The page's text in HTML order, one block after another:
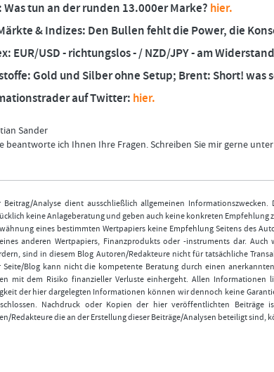
Was tun an der runden 13.000er Marke? hier.
& Indizes: Den Bullen fehlt die Power, die
EUR/USD - richtungslos - / NZD/JPY - am
Gold und Silber ohne Setup; Brent: Short! was
auf Twitter: hier.
Sander
beantworte ich Ihnen Ihre Fragen. Schreiben Sie mir gerne unter
Beitrag/Analyse dient ausschließlich allgemeinen
keine Anlageberatung und geben auch keine konkreten
eines bestimmten Wertpapiers keine Empfehlung Seitens des
anderen Wertpapiers, Finanzprodukts oder -instruments dar.
sind in diesem Blog Autoren/Redakteure nicht für tatsächliche
Seite/Blog kann nicht die kompetente Beratung durch einen
mit dem Risiko finanzieller Verluste einhergeht. Allen
der hier dargelegten Informationen können wir dennoch keine
Nachdruck oder Kopien der hier veröffentlichten Beiträge
Redakteure die an der Erstellung dieser Beiträge/Analysen beteiligt sind,